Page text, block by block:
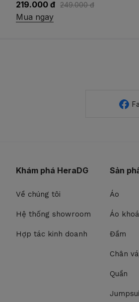
219.000 đ 249.000 đ
Mua ngay
Khám phá HeraDG
Về chúng tôi
Hệ thống showroom
Hợp tác kinh doanh
Sản
Áo
Áo
Đầm
Chân
Quần